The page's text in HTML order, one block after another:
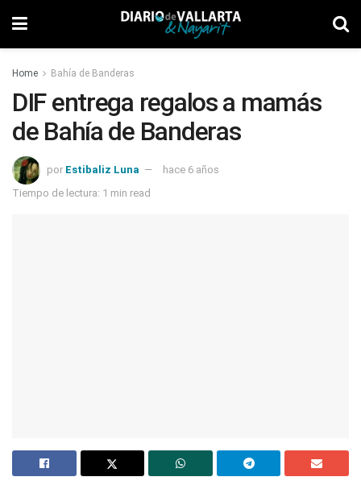
Home Bahía de Banderas
DIF entrega regalos a mamás
de Bahía de Banderas
por Estibaliz Luna
hace 6 años
Tiempo de lectura: 1 min read